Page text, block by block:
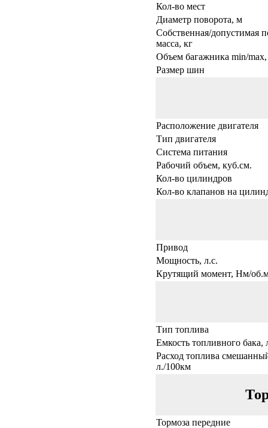
Кол-во мест
Диаметр поворота, м
Собственная/допустимая
масса, кг
Объем багажника min/max,
Размер шин
Расположение двигателя
Тип двигателя
Система питания
Рабочий объем, куб.см.
Кол-во цилиндров
Кол-во клапанов на
Привод
Мощность, л.с.
Крутящий момент, Нм/
Тип топлива
Емкость топливного бака,
Расход топлива
л./100км
Тормоза передние